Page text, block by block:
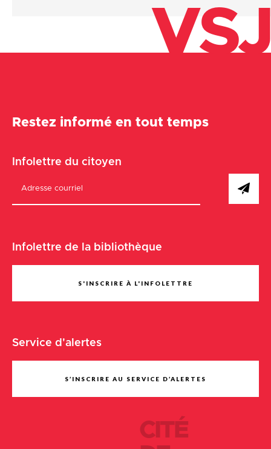
VSJ
CITÉ
Restez informé en tout temps
Infolettre du citoyen
Infolettre de la bibliothèque
S'INSCRIRE À L'INFOLETTRE
Service d'alertes
S’INSCRIRE AU SERVICE D’ALERTES